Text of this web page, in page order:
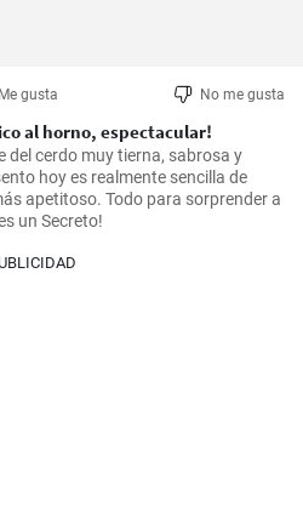
Me gusta No me gusta
al horno, espectacular!
del cerdo muy tierna, sabrosa y
hoy es realmente sencilla de
apetitoso. Todo para sorprender a
un Secreto!